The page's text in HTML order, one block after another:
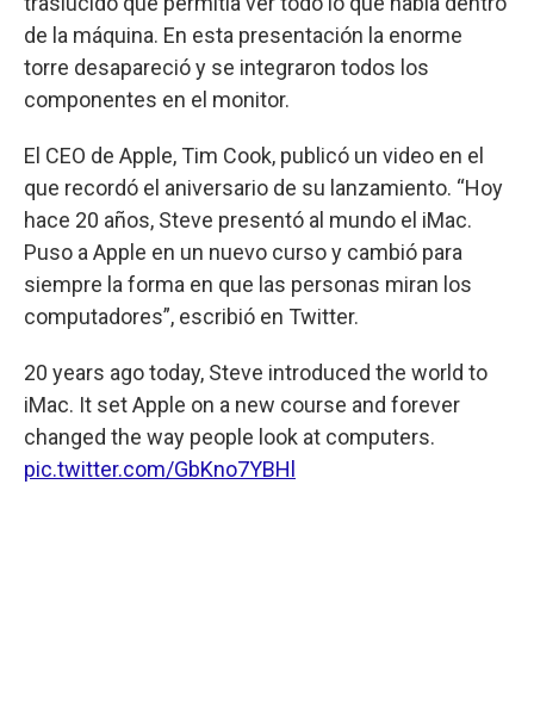
de la máquina. En esta presentación la enorme
torre desapareció y se integraron todos los
componentes en el monitor.
El CEO de Apple, Tim Cook, publicó un video en el
que recordó el aniversario de su lanzamiento. “Hoy
hace 20 años, Steve presentó al mundo el iMac.
Puso a Apple en un nuevo curso y cambió para
siempre la forma en que las personas miran los
computadores”, escribió en Twitter.
20 years ago today, Steve introduced the world to
iMac. It set Apple on a new course and forever
changed the way people look at computers.
pic.twitter.com/GbKno7YBHl